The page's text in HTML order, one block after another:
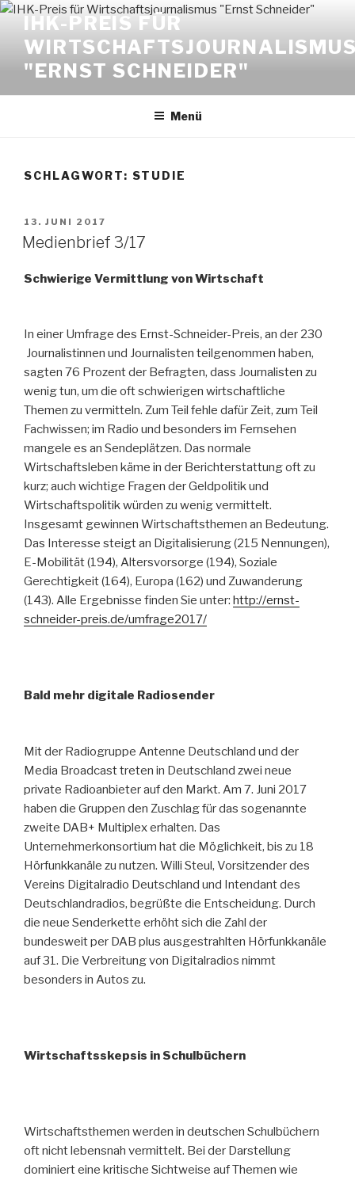
Zum
Inhalt
springen
IHK-PREIS FÜR
"ERNST SCHNEIDER"
Menü
SCHLAGWORT: STUDIE
VERÖFFENTLICHT
AM
13. JUNI 2017
Medienbrief 3/17
Schwierige Vermittlung von Wirtschaft
In einer Umfrage des Ernst-Schnei­der-Preis, an der 230
Journalistinnen und Journalisten teilgenommen haben,
sag­ten 76 Prozent der Befragten, dass Journalisten zu
wenig tun, um die oft schwierigen wirtschaftliche
Themen zu vermitteln. Zum Teil fehle dafür Zeit, zum Teil
Fachwissen; im Radio und besonders im Fernsehen
mangele es an Sendeplätzen. Das normale
Wirtschaftsleben käme in der Berichterstattung oft zu
kurz; auch wichtige Fragen der Geldpolitik und
Wirtschaftspolitik würden zu wenig vermittelt.
Insgesamt gewinnen Wirtschaftsthemen an Bedeutung.
Das Interesse steigt an Digitalisierung (215 Nennungen),
E-Mobilität (194), Altersvorsorge (194), Soziale
Gerechtigkeit (164), Europa (162) und Zuwanderung
(143). Alle Ergebnisse finden Sie unter: http://ernst-
schneider-preis.de/umfrage2017/
Bald mehr digitale Radiosender
Mit der Radiogruppe Antenne Deutschland und der
Media Broadcast treten in Deutschland zwei neue
private Radioanbieter auf den Markt. Am 7. Juni 2017
haben die Gruppen den Zuschlag für das sogenannte
zweite DAB+ Multiplex erhalten. Das
Unternehmerkonsortium hat die Möglichkeit, bis zu 18
Hörfunkkanäle zu nutzen. Willi Steul, Vorsitzender des
Vereins Digitalradio Deutschland und Intendant des
Deutschlandradios, begrüßte die Entscheidung. Durch
die neue Senderkette erhöht sich die Zahl der
bundesweit per DAB plus ausgestrahlten Hörfunkkanäle
auf 31. Die Verbreitung von Digitalradios nimmt
besonders in Autos zu.
Wirtschaftsskepsis in Schulbüchern
Wirtschaftsthemen werden in deutschen Schulbüchern
oft nicht lebensnah vermittelt. Bei der Darstellung
dominiert eine kritische Sichtweise auf Themen wie